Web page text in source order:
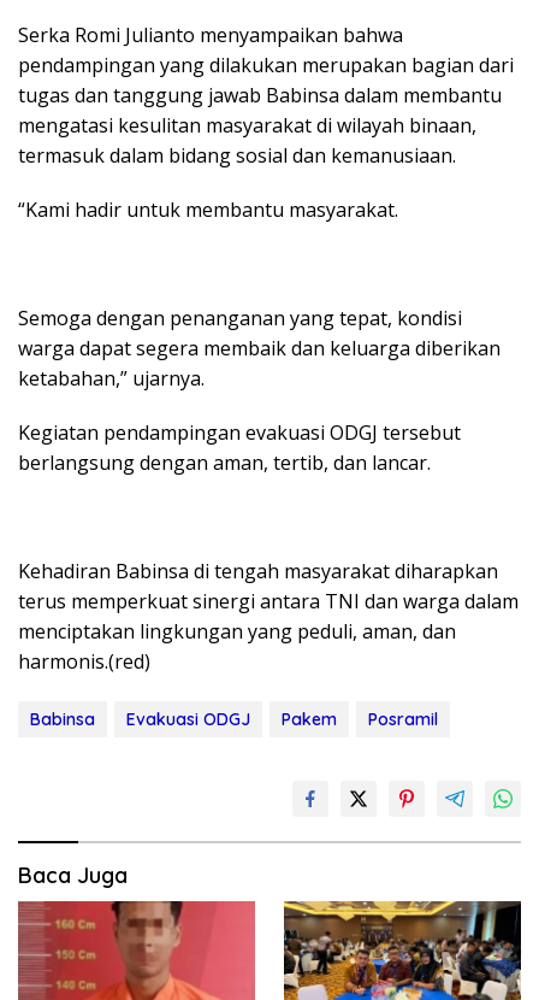
Serka Romi Julianto menyampaikan bahwa
pendampingan yang dilakukan merupakan bagian dari
tugas dan tanggung jawab Babinsa dalam membantu
mengatasi kesulitan masyarakat di wilayah binaan,
termasuk dalam bidang sosial dan kemanusiaan.
“Kami hadir untuk membantu masyarakat.
Semoga dengan penanganan yang tepat, kondisi
warga dapat segera membaik dan keluarga diberikan
ketabahan,” ujarnya.
Kegiatan pendampingan evakuasi ODGJ tersebut
berlangsung dengan aman, tertib, dan lancar.
Kehadiran Babinsa di tengah masyarakat diharapkan
terus memperkuat sinergi antara TNI dan warga dalam
menciptakan lingkungan yang peduli, aman, dan
harmonis.(red)
Babinsa Evakuasi ODGJ Pakem Posramil
Baca Juga